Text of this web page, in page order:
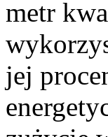
metr
jej